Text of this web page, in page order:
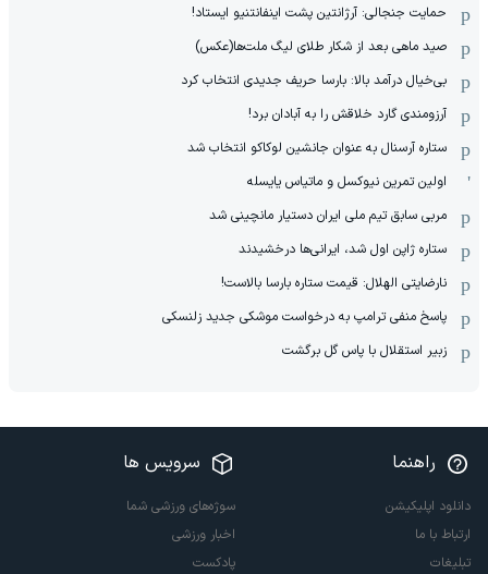
حمایت جنجالی: آرژانتین پشت اینفانتنیو ایستاد!
صید ماهی بعد از شکار طلای لیگ ملت‌ها(عکس)
بی‌خیال درآمد بالا: بارسا حریف جدیدی انتخاب کرد
آرزومندی گارد خلاقش را به آبادان برد!
ستاره آرسنال به عنوان جانشین لوکاکو انتخاب شد
اولین تمرین نیوکسل و ماتیاس یایسله
مربی سابق تیم ملی ایران دستیار مانچینی شد
ستاره ژاپن اول شد، ایرانی‌ها درخشیدند
نارضایتی الهلال: قیمت ستاره بارسا بالاست!
پاسخ منفی ترامپ به درخواست موشکی جدید زلنسکی
زبیر استقلال با پاس گل برگشت
راهنما
دانلود اپلیکیشن
ارتباط با ما
تبلیغات
سرویس ها
سوژه‌های ورزشی شما
اخبار ورزشی
پادکست